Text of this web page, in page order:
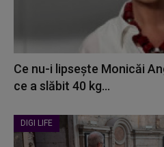
Ce nu-i lipsește Monicăi
ce a slăbit 40 kg...
DIGI LIFE